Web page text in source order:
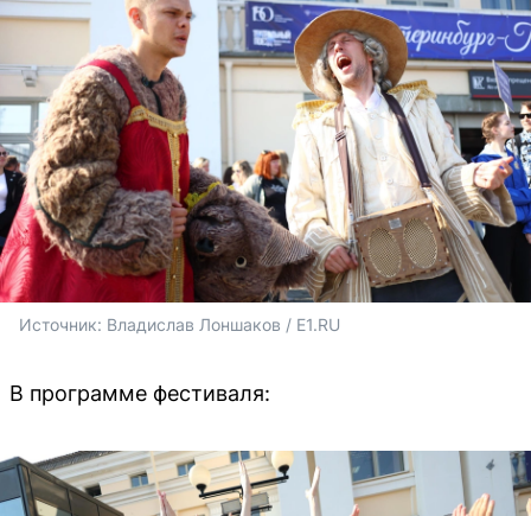
Источник: Владислав Лоншаков / E1.RU
В программе фестиваля: